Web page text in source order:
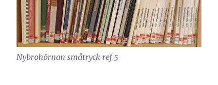
Nybrohörnan småtryck ref 5